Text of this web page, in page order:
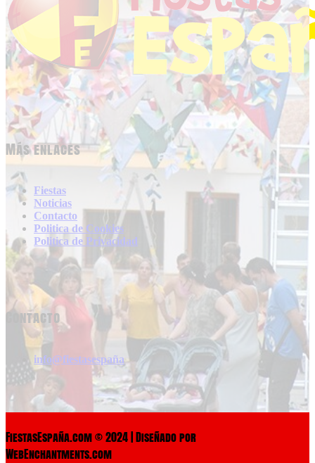
Más enlaces
Fiestas
Noticias
Contacto
Politica de Cookies
Politica de Privacidad
Contacto
info@fiestasespaña
FiestasEspaña.com © 2024 | Diseñado por
WebEnchantments.com